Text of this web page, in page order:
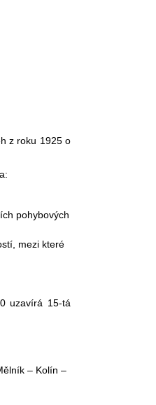
z roku 1925 o
pohybových
mezi které
uzavírá 15-tá
– Kolín –